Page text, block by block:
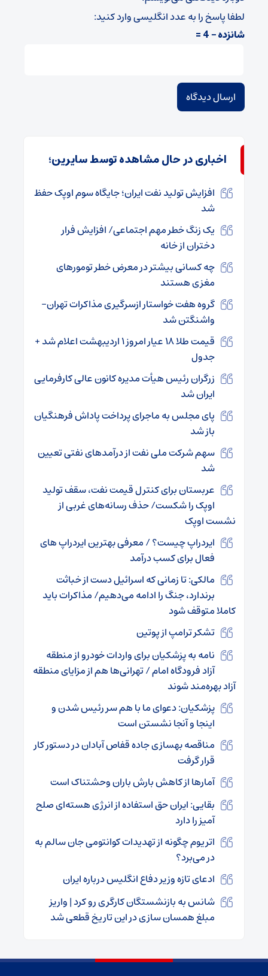
لطفا پاسخ را به عدد انگلیسی وارد کنید:
شانزده − 4 =
اخباری در حال مشاهده توسط سایرین؛
افزایش تولید نفت ایران؛ جایگاه سوم اوپک حفظ
شد
یک زنگ خطر مهم اجتماعی/ افزایش فرار
دختران از خانه
چه کسانی بیشتر در معرض خطر تومورهای
مغزی هستند
گروه هفت خواستار ازسرگیری مذاکرات تهران-
واشنگتن شد
قیمت طلا ۱۸ عیار امروز ۱ اردیبهشت اعلام شد +
جدول
زرگران رئیس هیأت مدیره کانون عالی کارفرمایی
ایران شد
پای مجلس به ماجرای پرداخت پاداش فرهنگیان
باز شد
سهم شرکت ملی نفت از درآمدهای نفتی تعیین
شد
عربستان برای کنترل قیمت نفت، سقف تولید
اوپک را شکست/ حذف رسانه‌های غربی از
نشست اوپک
ایردراپ‌ چیست؟ / معرفی بهترین ایردراپ های
فعال برای کسب درآمد
مالکی: تا زمانی که اسرائیل دست از خباثت
برندارد، جنگ را ادامه می‌دهیم/ مذاکرات باید
کاملا متوقف شود
تشکر ترامپ از پوتین
نامه به پزشکیان برای واردات خودرو از منطقه
آزاد فرودگاه امام / تهرانی‌ها هم از مزایای منطقه
آزاد بهره‌مند شوند
پزشکیان: دعوای ما با هم سر رئیس شدن و
اینجا و آنجا نشستن است
مناقصه بهسازی جاده قفاص آبادان در دستور کار
قرار گرفت
آمارها از کاهش بارش باران وحشتناک است
بقایی: ایران حق استفاده از انرژی هسته‌ای صلح
آمیز را دارد
اتریوم چگونه از تهدیدات کوانتومی جان سالم به
در می‌برد؟
ادعای تازه وزیر دفاع انگلیس درباره ایران
شانس به بازنشستگان کارگری رو کرد | واریز
مبلغ همسان سازی در این تاریخ قطعی شد